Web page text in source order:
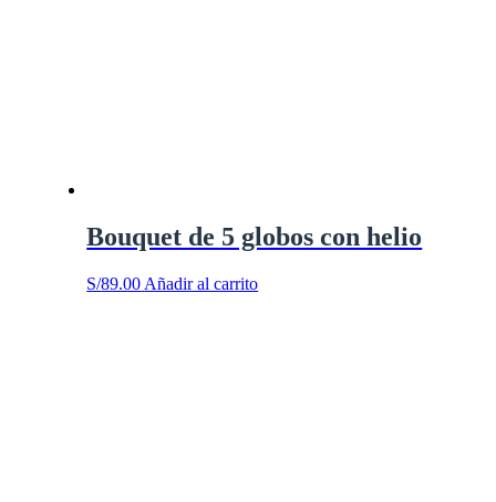
Bouquet de 5 globos con helio
S/89.00 Añadir al carrito